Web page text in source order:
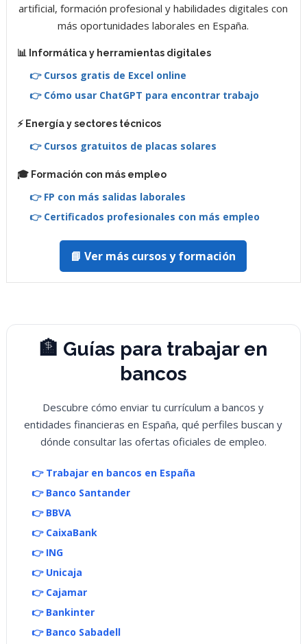
artificial, formación profesional y habilidades digitales con
más oportunidades laborales en España.
📊 Informática y herramientas digitales
👉 Cursos gratis de Excel online
👉 Cómo usar ChatGPT para encontrar trabajo
⚡ Energía y sectores técnicos
👉 Cursos gratuitos de placas solares
🎓 Formación con más empleo
👉 FP con más salidas laborales
👉 Certificados profesionales con más empleo
📘 Ver más cursos y formación
🏦 Guías para trabajar en
bancos
Descubre cómo enviar tu currículum a bancos y
entidades financieras en España, qué perfiles buscan y
dónde consultar las ofertas oficiales de empleo.
👉 Trabajar en bancos en España
👉 Banco Santander
👉 BBVA
👉 CaixaBank
👉 ING
👉 Unicaja
👉 Cajamar
👉 Bankinter
👉 Banco Sabadell